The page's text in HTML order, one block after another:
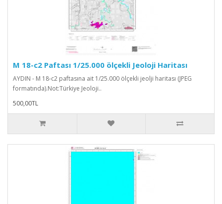
M 18-c2 Paftası 1/25.000 ölçekli Jeoloji Haritası
AYDIN - M 18-c2 paftasına ait 1/25.000 ölçekli jeolji haritası (JPEG
formatında).Not:Türkiye Jeoloji..
500,00TL